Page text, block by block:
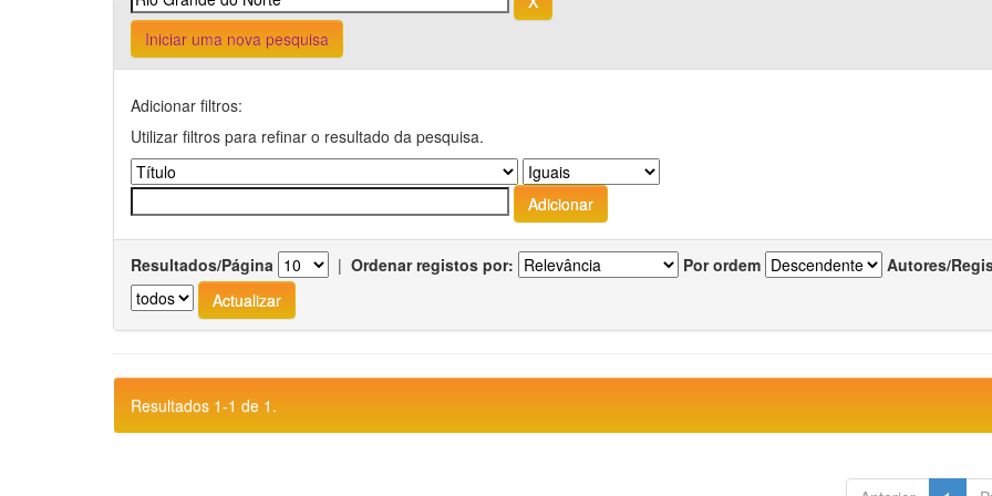
Iniciar uma nova pesquisa
Adicionar filtros:
Utilizar filtros para refinar o resultado da pesquisa.
Resultados/Página | Ordenar registos por: Por ordem Autores/
Resultados 1-1 de 1.